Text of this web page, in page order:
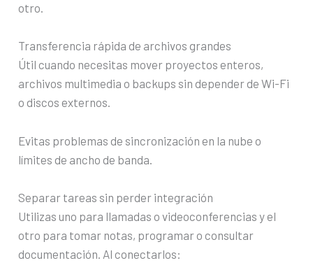
otro.
Transferencia rápida de archivos grandes
Útil cuando necesitas mover proyectos enteros,
archivos multimedia o backups sin depender de Wi-Fi
o discos externos.
Evitas problemas de sincronización en la nube o
límites de ancho de banda.
Separar tareas sin perder integración
Utilizas uno para llamadas o videoconferencias y el
otro para tomar notas, programar o consultar
documentación. Al conectarlos: